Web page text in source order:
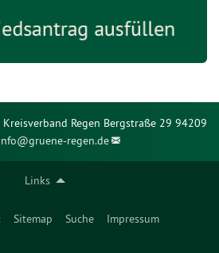
Links
Sitemap Suche Impressum
Kreisverband Regen Bergstraße 29 94209
gruene-regen.de